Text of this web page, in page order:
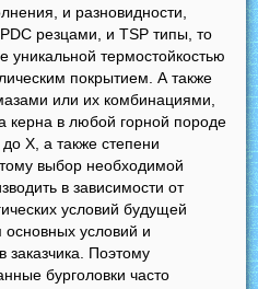
и разновидности,
резцами, и TSP типы, то
уникальной термостойкостью
покрытием. А также
или их комбинациями,
керна в любой горной породе
X, а также степени
выбор необходимой
в зависимости от
условий будущей
основных условий и
заказчика. Поэтому
бурголовки часто